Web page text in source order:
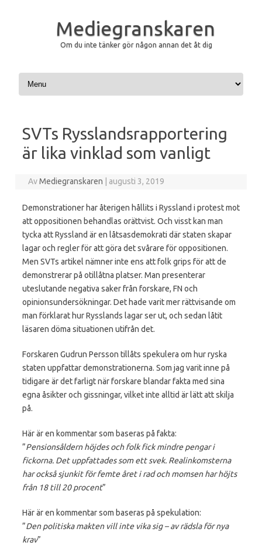
Mediegranskaren
Om du inte tänker gör någon annan det åt dig
Hoppa till innehåll
SVTs Rysslandsrapportering
är lika vinklad som vanligt
AvMediegranskaren augusti 3, 2019
Demonstrationer har återigen hållits i Ryssland i protest mot
att oppositionen behandlas orättvist. Och visst kan man
tycka att Ryssland är en låtsasdemokrati där staten skapar
lagar och regler för att göra det svårare för oppositionen.
Men SVTs artikel nämner inte ens att folk grips för att de
demonstrerar på otillåtna platser. Man presenterar
uteslutande negativa saker från forskare, FN och
opinionsundersökningar. Det hade varit mer rättvisande om
man förklarat hur Rysslands lagar ser ut, och sedan låtit
läsaren döma situationen utifrån det.
Forskaren Gudrun Persson tillåts spekulera om hur ryska
staten uppfattar demonstrationerna. Som jag varit inne på
tidigare är det farligt när forskare blandar fakta med sina
egna åsikter och gissningar, vilket inte alltid är lätt att skilja
på.
Här är en kommentar som baseras på fakta:
”Pensionsåldern höjdes och folk fick mindre pengar i
fickorna. Det uppfattades som ett svek. Realinkomsterna
har också sjunkit för femte året i rad och momsen har höjts
från 18 till 20 procent”
Här är en kommentar som baseras på spekulation:
”Den politiska makten vill inte vika sig – av rädsla för nya
krav”